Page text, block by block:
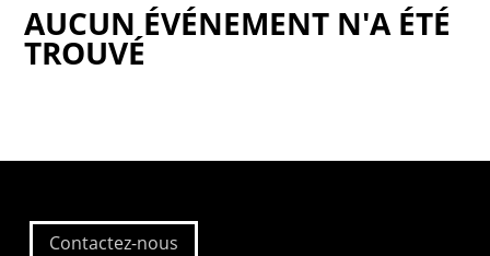
AUCUN ÉVÉNEMENT N'A ÉTÉ
TROUVÉ
Contactez-nous